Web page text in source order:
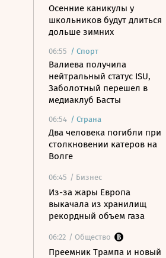
Осенние каникулы у
школьников будут длиться
дольше зимних
06:55 / Спорт
Валиева получила
нейтральный статус ISU,
Заболотный перешел в
медиаклуб Басты
06:54 / Страна
Два человека погибли при
столкновении катеров на
Волге
06:45 / Бизнес
Из-за жары Европа
выкачала из хранилищ
рекордный объем газа
06:22 / Общество
Преемник Трампа и новый